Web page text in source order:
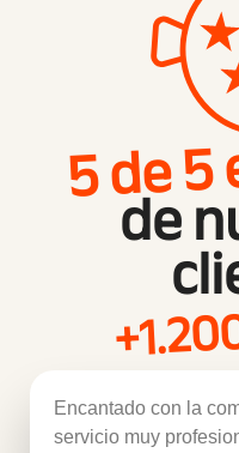
5 de
de
Encantado con la
servicio muy